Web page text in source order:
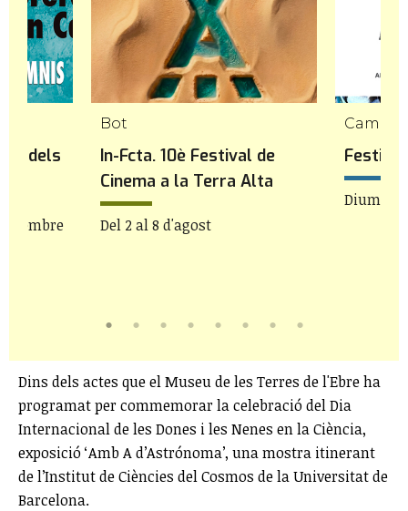
i dels
setembre
Bot
In-Fcta. 10è Festival de
Cinema a la Terra Alta
Del 2 al 8 d'agost
Dins dels actes que el Museu de les Terres de l'Ebre ha
programat per commemorar la celebració del Dia
Internacional de les Dones i les Nenes en la Ciència,
exposició ‘Amb A d’Astrónoma’, una mostra itinerant
de l’Institut de Ciències del Cosmos de la Universitat de
Barcelona.